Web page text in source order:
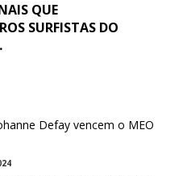
QUE
SURFISTAS DO